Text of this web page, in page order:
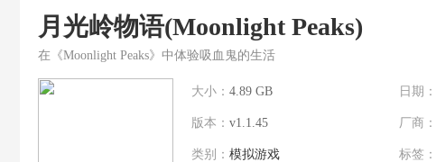
月光岭物语(Moonlight Peaks)
在《Moonlight Peaks》中体验吸血鬼的生活
大小： 4.89 GB 日期：
版本： v1.1.45 厂商：
类别： 模拟游戏 标签：